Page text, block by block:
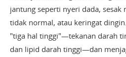
jantung seperti nyeri dada, sesak
tidak normal, atau keringat
"tiga hal tinggi"—tekanan darah
dan lipid darah tinggi—dan